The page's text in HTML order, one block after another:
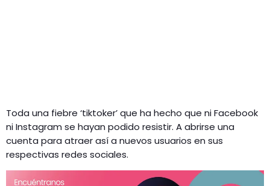
Toda una fiebre ‘tiktoker’ que ha hecho que ni Facebook
ni Instagram se hayan podido resistir. A abrirse una
cuenta para atraer así a nuevos usuarios en sus
respectivas redes sociales.